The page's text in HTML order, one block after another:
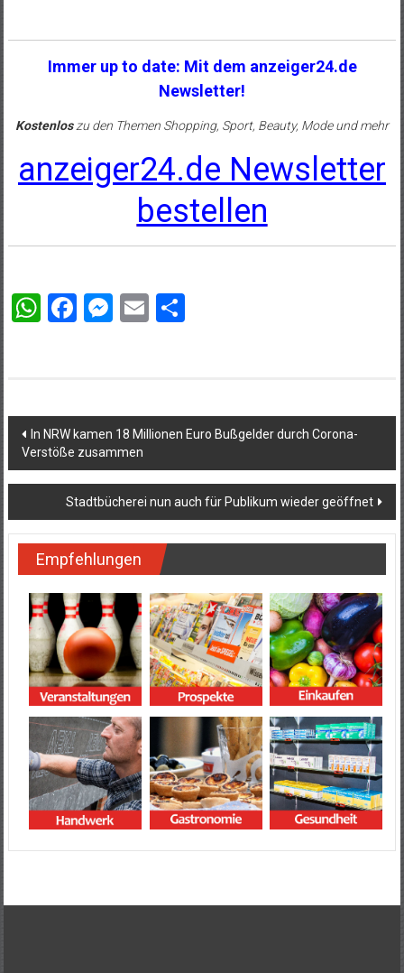
Immer up to date: Mit dem anzeiger24.de
Newsletter!
Kostenloszu den Themen Shopping, Sport, Beauty, Mode und mehr
anzeiger24.de Newsletter
bestellen
WhatsApp
Facebook
Messenger
EmailTeilen
Beitragsnavigation
In NRW kamen 18 Millionen Euro Bußgelder durch Corona-
Verstöße zusammen
Stadtbücherei nun auch für Publikum wieder geöffnet
Empfehlungen